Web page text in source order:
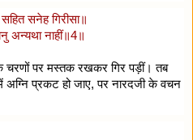
सनेह गिरीसा॥
अन्यथा नाहीं॥4॥
चरणों पर मस्तक रखकर गिर पड़ीं। तब
अग्नि प्रकट हो जाए, पर नारदजी के वचन